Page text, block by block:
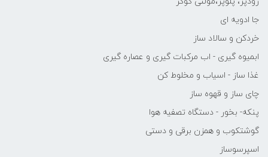
جا ادویه ای
خردکن و سالاد ساز
ابمیوه گیری - اب مرکبات گیری و عصاره گیری
غذا ساز - اسیاب و مخلوط کن
چای ساز و قهوه ساز
پنکه- بخور - دستگاه تصفیه هوا
گوشتکوب و همزن برقی و دستی
اسپرسوساز